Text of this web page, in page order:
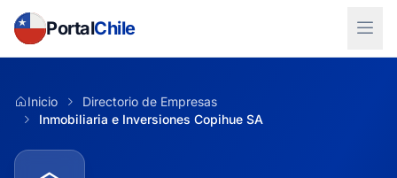
PortalChile
Inicio
Directorio de Empresas
Inmobiliaria e Inversiones Copihue SA